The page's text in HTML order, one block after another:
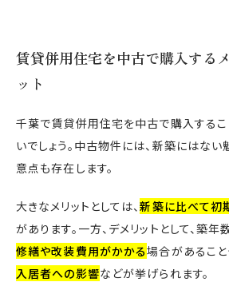
賃貸併用住宅を中古で購入する
ット
千葉で賃貸併用住宅を中古で購入するこ
いでしょう。中古物件には、新築にはない
意点も存在します。
大きなメリットとしては、新築に比べて初
があります。一方、デメリットとして、築
修繕や改装費用がかかる場合があること
入居者への影響などが挙げられます。